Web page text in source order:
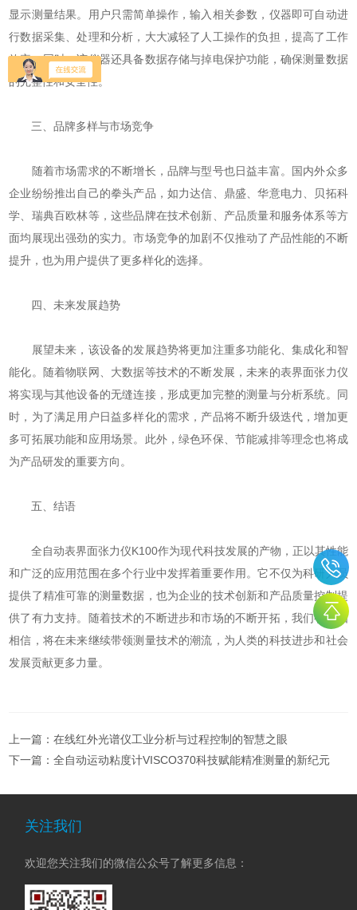
显示测量结果。用户只需简单操作，输入相关参数，仪器即可自动进
行数据采集、处理和分析，大大减轻了人工操作的负担，提高了工作
效率。同时，该仪器还具备数据存储与掉电保护功能，确保测量数据
的完整性和安全性。
三、品牌多样与市场竞争
随着市场需求的不断增长，品牌与型号也日益丰富。国内外众多
企业纷纷推出自己的拳头产品，如力达信、鼎盛、华意电力、贝拓科
学、瑞典百欧林等，这些品牌在技术创新、产品质量和服务体系等方
面均展现出强劲的实力。市场竞争的加剧不仅推动了产品性能的不断
提升，也为用户提供了更多样化的选择。
四、未来发展趋势
展望未来，该设备的发展趋势将更加注重多功能化、集成化和智
能化。随着物联网、大数据等技术的不断发展，未来的表界面张力仪
将实现与其他设备的无缝连接，形成更加完整的测量与分析系统。同
时，为了满足用户日益多样化的需求，产品将不断升级迭代，增加更
多可拓展功能和应用场景。此外，绿色环保、节能减排等理念也将成
为产品研发的重要方向。
五、结语
全自动表界面张力仪K100作为现代科技发展的产物，正以其性能
和广泛的应用范围在多个行业中发挥着重要作用。它不仅为科研人员
提供了精准可靠的测量数据，也为企业的技术创新和产品质量控制提
供了有力支持。随着技术的不断进步和市场的不断开拓，我们有理由
相信，将在未来继续带领测量技术的潮流，为人类的科技进步和社会
发展贡献更多力量。
上一篇：在线红外光谱仪工业分析与过程控制的智慧之眼
下一篇：全自动运动粘度计VISCO370科技赋能精准测量的新纪元
关注我们
欢迎您关注我们的微信公众号了解更多信息：